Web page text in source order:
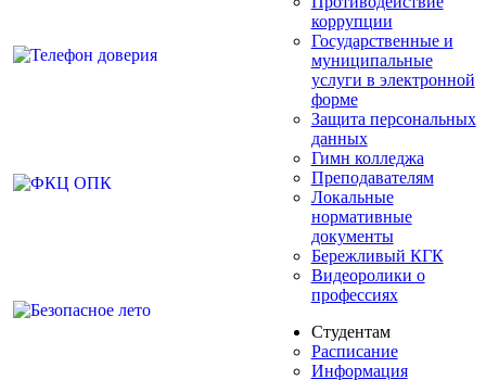
коррупции
Государственные и
муниципальные
услуги в электронной
форме
Защита персональных
данных
Гимн колледжа
Преподавателям
Локальные
нормативные
документы
Бережливый КГК
Видеоролики о
профессиях
Студентам
Расписание
Информация